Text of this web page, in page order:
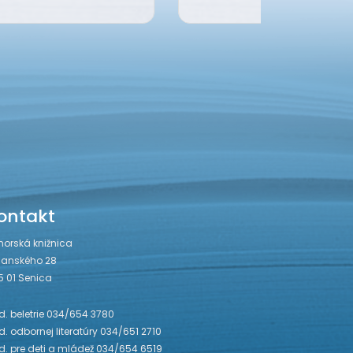
knižnica
28
01 Senica
beletrie 034/654 3780
odbornej literatúry 034/651 2710
pre deti a mládež 034/654 6519